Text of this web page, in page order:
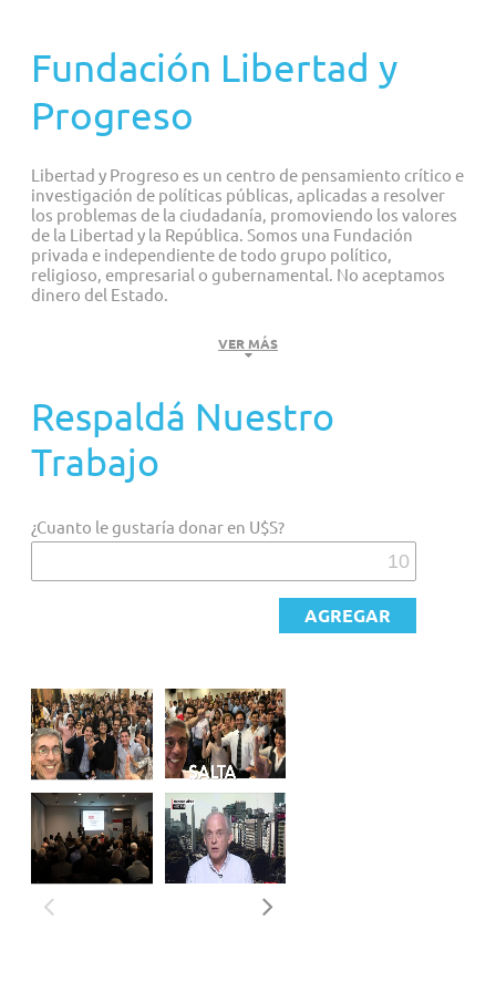
Fundación Libertad y
Progreso
Libertad y Progreso es un centro de pensamiento crítico e
investigación de políticas públicas, aplicadas a resolver
los problemas de la ciudadanía, promoviendo los valores
de la Libertad y la República. Somos una Fundación
privada e independiente de todo grupo político,
religioso, empresarial o gubernamental. No aceptamos
dinero del Estado.
el desarrollo de políticas públicas, elevando el nivel de
discusión y promoviendo la participación ciudadana en el
debate público sobre el rol del Estado en nuestra sociedad.
OBJETIVOS
- Seguir y analizar la coyuntura económica y política de la
- Impulsar alianzas estratégicas: think tanks, ONG´s,
universidades y medios de difusión.
- Impactar sobre la opinión pública.
- Estimular la participación ciudadana.
PROGRAMAS
Series de videos (viralizados en las redes sociales)
VER MÁS
Respaldá Nuestro
Trabajo
¿Cuanto le gustaría donar en U$S?